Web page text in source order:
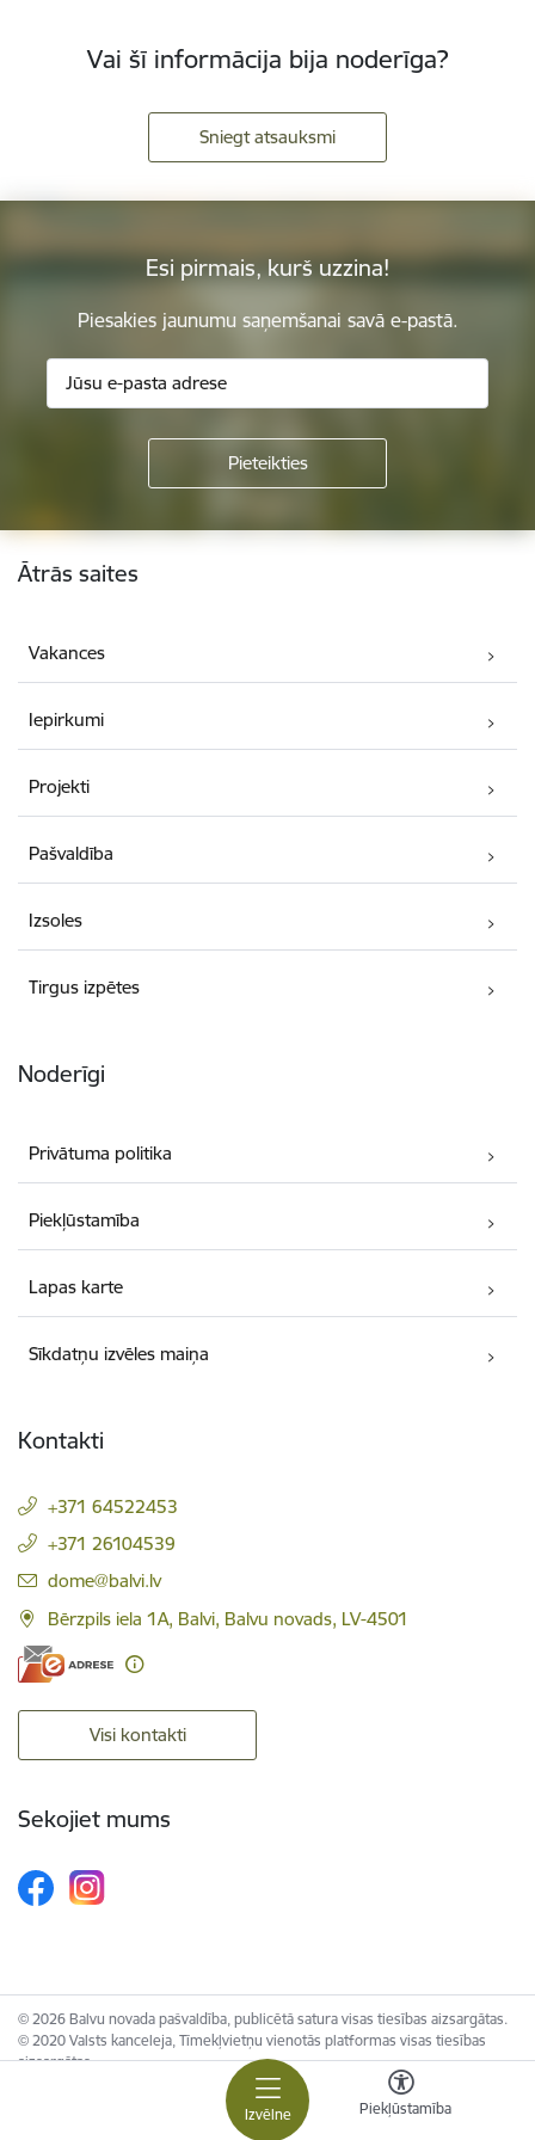
Izvēlne Piekļūstamība
Vai šī informācija bija noderīga?
Sniegt atsauksmi
Esi pirmais, kurš uzzina!
Piesakies jaunumu saņemšanai savā e-pastā.
Kājene
Ātrās saites
Vakances
Iepirkumi
Projekti
Pašvaldība
Izsoles
Tirgus izpētes
Noderīgi
Privātuma politika
Piekļūstamība
Lapas karte
Sīkdatņu izvēles maiņa
Kontakti
+371 64522453
+371 26104539
E-pasts:
dome@balvi.lv
Bērzpils iela 1A, Balvi, Balvu novads, LV-4501
Visi kontakti
Sekojiet mums
© 2026 Balvu novada pašvaldība, publicētā satura visas tiesības aizsargātas.
© 2020 Valsts kanceleja, Tīmekļvietņu vienotās platformas visas tiesības
aizsargātas.